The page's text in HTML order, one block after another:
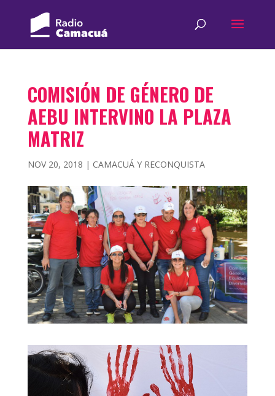
COMISIÓN DE GÉNERO DE
AEBU INTERVINO LA PLAZA
MATRIZ
NOV 20, 2018 | CAMACUÁ Y RECONQUISTA